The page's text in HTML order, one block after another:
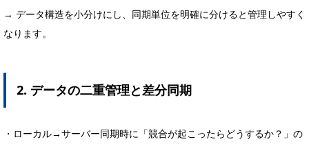
→ データ構造を小分けにし、同期単位を明確に分けると管理しやすく
なります。
2. データの二重管理と差分同期
・ローカル→サーバー同期時に「競合が起こったらどうするか？」の